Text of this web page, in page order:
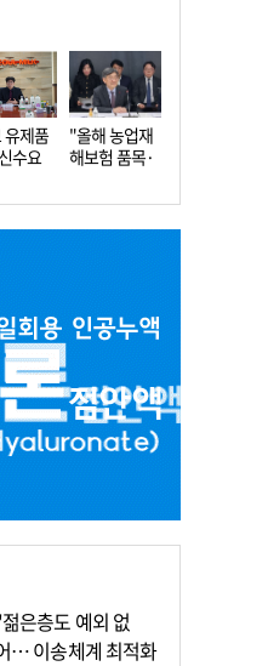
제품
수요
"올해 농업재
해보험 품목·
은층도 예외 없
… 이송체계 최적화